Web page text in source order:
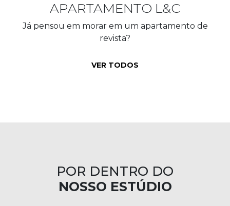
APARTAMENTO L&C
Já pensou em morar em um apartamento de
revista?
VER TODOS
POR DENTRO DO
NOSSO ESTÚDIO